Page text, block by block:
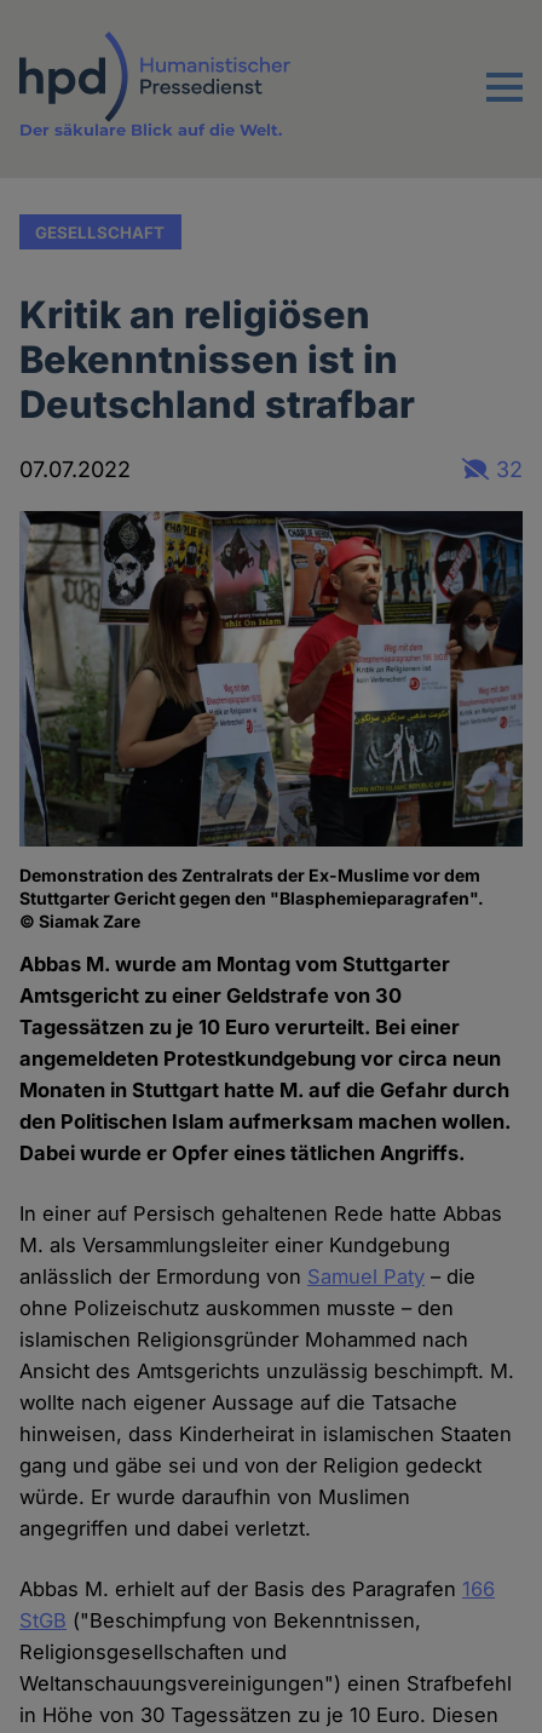
Inhalt
Menu
Der säkulare Blick auf die Welt.
GESELLSCHAFT
Kritik an religiösen
Bekenntnissen ist in
Deutschland strafbar
07.07.2022 32
Demonstration des Zentralrats der Ex-Muslime vor dem
Stuttgarter Gericht gegen den "Blasphemieparagrafen".
© Siamak Zare
Abbas M. wurde am Montag vom Stuttgarter
Amtsgericht zu einer Geldstrafe von 30
Tagessätzen zu je 10 Euro verurteilt. Bei einer
angemeldeten Protestkundgebung vor circa neun
Monaten in Stuttgart hatte M. auf die Gefahr durch
den Politischen Islam aufmerksam machen wollen.
Dabei wurde er Opfer eines tätlichen Angriffs.
In einer auf Persisch gehaltenen Rede hatte Abbas
M. als Versammlungsleiter einer Kundgebung
anlässlich der Ermordung von Samuel Paty – die
ohne Polizeischutz auskommen musste – den
islamischen Religionsgründer Mohammed nach
Ansicht des Amtsgerichts unzulässig beschimpft. M.
wollte nach eigener Aussage auf die Tatsache
hinweisen, dass Kinderheirat in islamischen Staaten
gang und gäbe sei und von der Religion gedeckt
würde. Er wurde daraufhin von Muslimen
angegriffen und dabei verletzt.
Abbas M. erhielt auf der Basis des Paragrafen 166
StGB ("Beschimpfung von Bekenntnissen,
Religionsgesellschaften und
Weltanschauungsvereinigungen") einen Strafbefehl
in Höhe von 30 Tagessätzen zu je 10 Euro. Diesen